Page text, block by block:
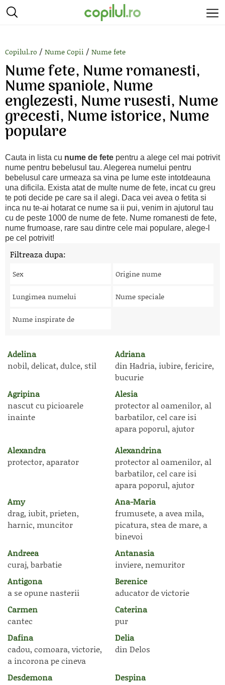
Copilul.ro / Nume Copii / Nume fete
Nume fete, Nume romanesti,
Nume spaniole, Nume
englezesti, Nume rusesti, Nume
grecesti, Nume istorice, Nume
populare
Cauta in lista cu nume de fete pentru a alege cel mai potrivit
nume pentru bebelusul tau. Alegerea numelui pentru
bebelusul care urmeaza sa vina pe lume este intotdeauna
una dificila. Exista atat de multe nume de fete, incat cu greu
te poti decide pe care sa il alegi. Daca vei avea o fetita si
inca nu te-ai hotarat ce nume sa ii pui, venim in ajutorul tau
cu de peste 1000 de nume de fete. Nume romanesti de fete,
nume frumoase, rare sau dintre cele mai populare, alege-l
pe cel potrivit!
Filtreaza dupa:
Sex Origine nume
Lungimea numelui Nume speciale
Nume inspirate de
Adelina
nobil, delicat, dulce, stil
Adriana
din Hadria, iubire, fericire,
bucurie
Agripina
nascut cu picioarele
inainte
Alesia
protector al oamenilor, al
barbatilor, cel care isi
apara poporul, ajutor
Alexandra
protector, aparator
Alexandrina
protector al oamenilor, al
barbatilor, cel care isi
apara poporul, ajutor
Amy
drag, iubit, prieten,
harnic, muncitor
Ana-Maria
frumusete, a avea mila,
picatura, stea de mare, a
binevoi
Andreea
curaj, barbatie
Antanasia
inviere, nemuritor
Antigona
a se opune nasterii
Berenice
aducator de victorie
Carmen
cantec
Caterina
pur
Dafina
cadou, comoara, victorie,
a incorona pe cineva
Delia
din Delos
Desdemona
Despina